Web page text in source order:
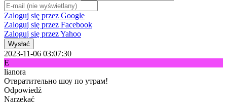
Zaloguj się przez Google
Zaloguj się przez Facebook
Zaloguj się przez Yahoo
Wysłać
2023-11-06 03:07:30
E
lianora
Отвратительно шоу по утрам!
Odpowiedź
Narzekać